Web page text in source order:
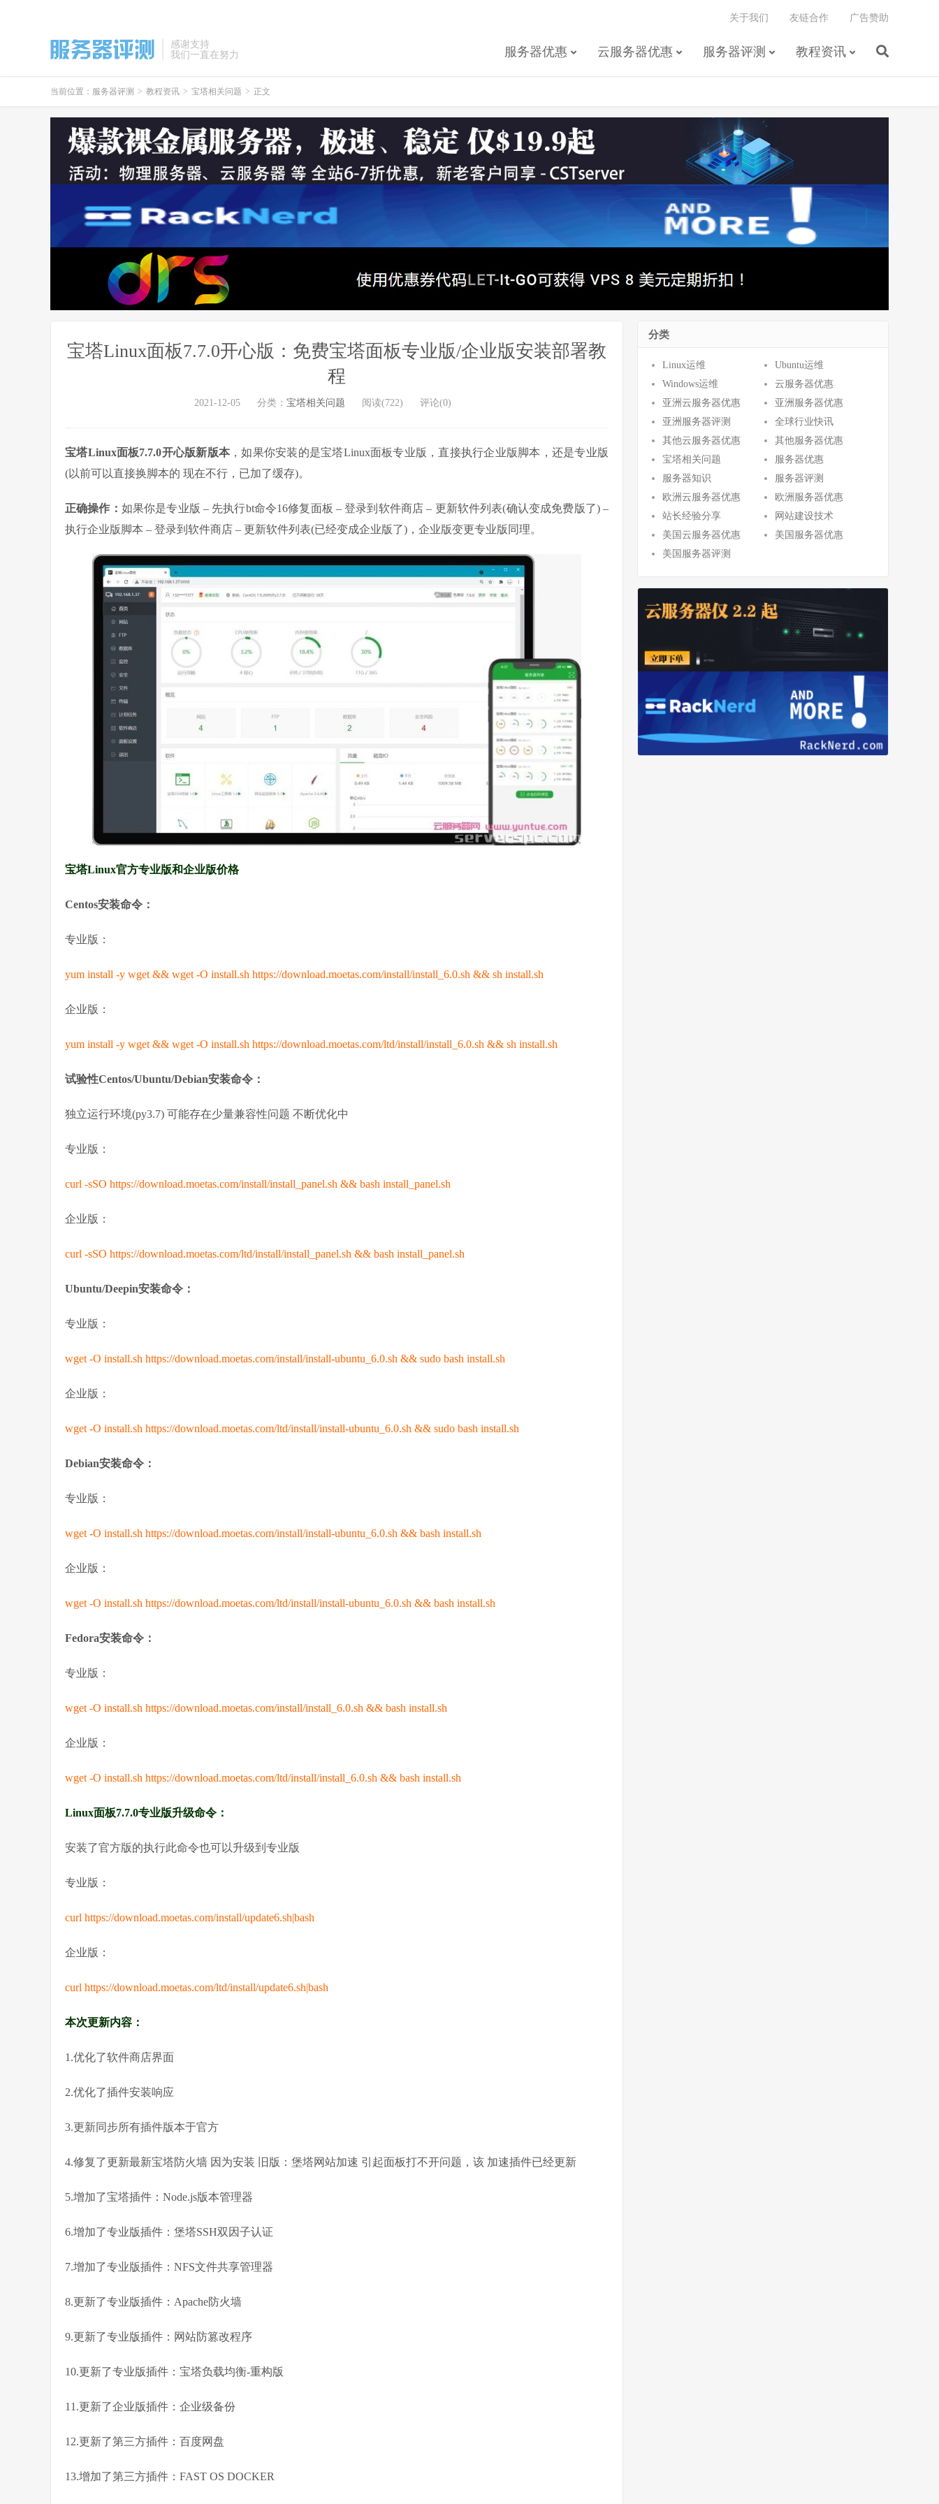
感谢支持
我们一直在努力
服务器优惠 云服务器优惠 服务器评测 教程资讯
关于我们 友链合作 广告赞助
当前位置： 服务器评测 > 教程资讯 > 宝塔相关问题 > 正文
宝塔Linux面板7.7.0开心版：免费宝塔面板专业版/企业版安装部署教
程
2021-12-05 分类： 宝塔相关问题 阅读(722) 评论(0)
宝塔Linux面板7.7.0开心版新版本，如果你安装的是宝塔Linux面板专业版，直接执行企业版脚本，还是专业版
(以前可以直接换脚本的 现在不行，已加了缓存)。
正确操作： 如果你是专业版 – 先执行bt命令16修复面板 – 登录到软件商店 – 更新软件列表(确认变成免费版了) –
执行企业版脚本 – 登录到软件商店 – 更新软件列表(已经变成企业版了)，企业版变更专业版同理。
宝塔Linux官方专业版和企业版价格
Centos安装命令：
专业版：
yum install -y wget && wget -O install.sh https://download.moetas.com/install/install_6.0.sh && sh install.sh
企业版：
yum install -y wget && wget -O install.sh https://download.moetas.com/ltd/install/install_6.0.sh && sh install.sh
试验性Centos/Ubuntu/Debian安装命令：
独立运行环境(py3.7) 可能存在少量兼容性问题 不断优化中
专业版：
curl -sSO https://download.moetas.com/install/install_panel.sh && bash install_panel.sh
企业版：
curl -sSO https://download.moetas.com/ltd/install/install_panel.sh && bash install_panel.sh
Ubuntu/Deepin安装命令：
专业版：
wget -O install.sh https://download.moetas.com/install/install-ubuntu_6.0.sh && sudo bash install.sh
企业版：
wget -O install.sh https://download.moetas.com/ltd/install/install-ubuntu_6.0.sh && sudo bash install.sh
Debian安装命令：
专业版：
wget -O install.sh https://download.moetas.com/install/install-ubuntu_6.0.sh && bash install.sh
企业版：
wget -O install.sh https://download.moetas.com/ltd/install/install-ubuntu_6.0.sh && bash install.sh
Fedora安装命令：
专业版：
wget -O install.sh https://download.moetas.com/install/install_6.0.sh && bash install.sh
企业版：
wget -O install.sh https://download.moetas.com/ltd/install/install_6.0.sh && bash install.sh
Linux面板7.7.0专业版升级命令：
安装了官方版的执行此命令也可以升级到专业版
专业版：
curl https://download.moetas.com/install/update6.sh|bash
企业版：
curl https://download.moetas.com/ltd/install/update6.sh|bash
本次更新内容：
1.优化了软件商店界面
2.优化了插件安装响应
3.更新同步所有插件版本于官方
4.修复了更新最新宝塔防火墙 因为安装 旧版：堡塔网站加速 引起面板打不开问题，该 加速插件已经更新
5.增加了宝塔插件：Node.js版本管理器
6.增加了专业版插件：堡塔SSH双因子认证
7.增加了专业版插件：NFS文件共享管理器
8.更新了专业版插件：Apache防火墙
9.更新了专业版插件：网站防篡改程序
10.更新了专业版插件：宝塔负载均衡-重构版
11.更新了企业版插件：企业级备份
12.更新了第三方插件：百度网盘
13.增加了第三方插件：FAST OS DOCKER
分类
Linux运维
Ubuntu运维
Windows运维
云服务器优惠
亚洲云服务器优惠
亚洲服务器优惠
亚洲服务器评测
全球行业快讯
其他云服务器优惠
其他服务器优惠
宝塔相关问题
服务器优惠
服务器知识
服务器评测
欧洲云服务器优惠
欧洲服务器优惠
站长经验分享
网站建设技术
美国云服务器优惠
美国服务器优惠
美国服务器评测